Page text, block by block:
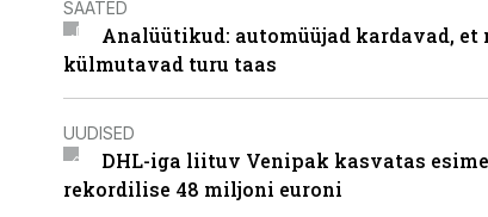
SAATED
Analüütikud: automüüjad kardavad, et
külmutavad turu taas
UUDISED
DHL-iga liituv Venipak kasvatas
rekordilise 48 miljoni euroni